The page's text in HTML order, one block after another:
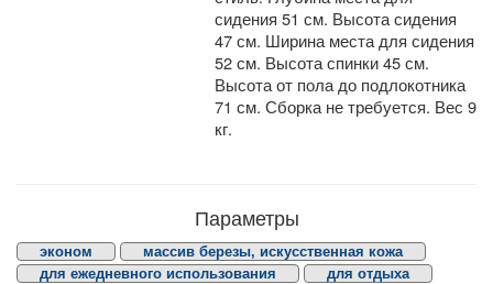
сидения 51 см. Высота сидения
47 см. Ширина места для сидения
52 см. Высота спинки 45 см.
Высота от пола до подлокотника
71 см. Сборка не требуется. Вес 9
кг.
Параметры
эконом
массив березы, искусственная кожа
для ежедневного использования
для отдыха